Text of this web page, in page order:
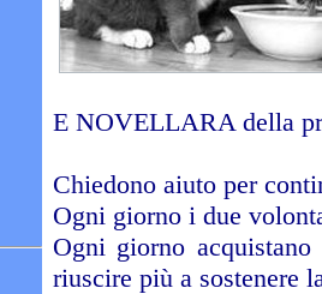
E NOVELLARA della
Chiedono aiuto per
Ogni giorno i due
Ogni giorno
riuscire più a sostenere